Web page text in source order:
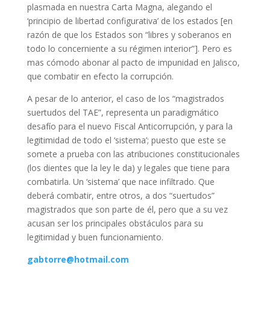
plasmada en nuestra Carta Magna, alegando el
‘principio de libertad configurativa’ de los estados [en
razón de que los Estados son “libres y soberanos en
todo lo concerniente a su régimen interior”]. Pero es
mas cómodo abonar al pacto de impunidad en Jalisco,
que combatir en efecto la corrupción.
A pesar de lo anterior, el caso de los “magistrados
suertudos del TAE”, representa un paradigmático
desafío para el nuevo Fiscal Anticorrupción, y para la
legitimidad de todo el ‘sistema’; puesto que este se
somete a prueba con las atribuciones constitucionales
(los dientes que la ley le da) y legales que tiene para
combatirla. Un ‘sistema’ que nace infiltrado. Que
deberá combatir, entre otros, a dos “suertudos”
magistrados que son parte de él, pero que a su vez
acusan ser los principales obstáculos para su
legitimidad y buen funcionamiento.
gabtorre@hotmail.com